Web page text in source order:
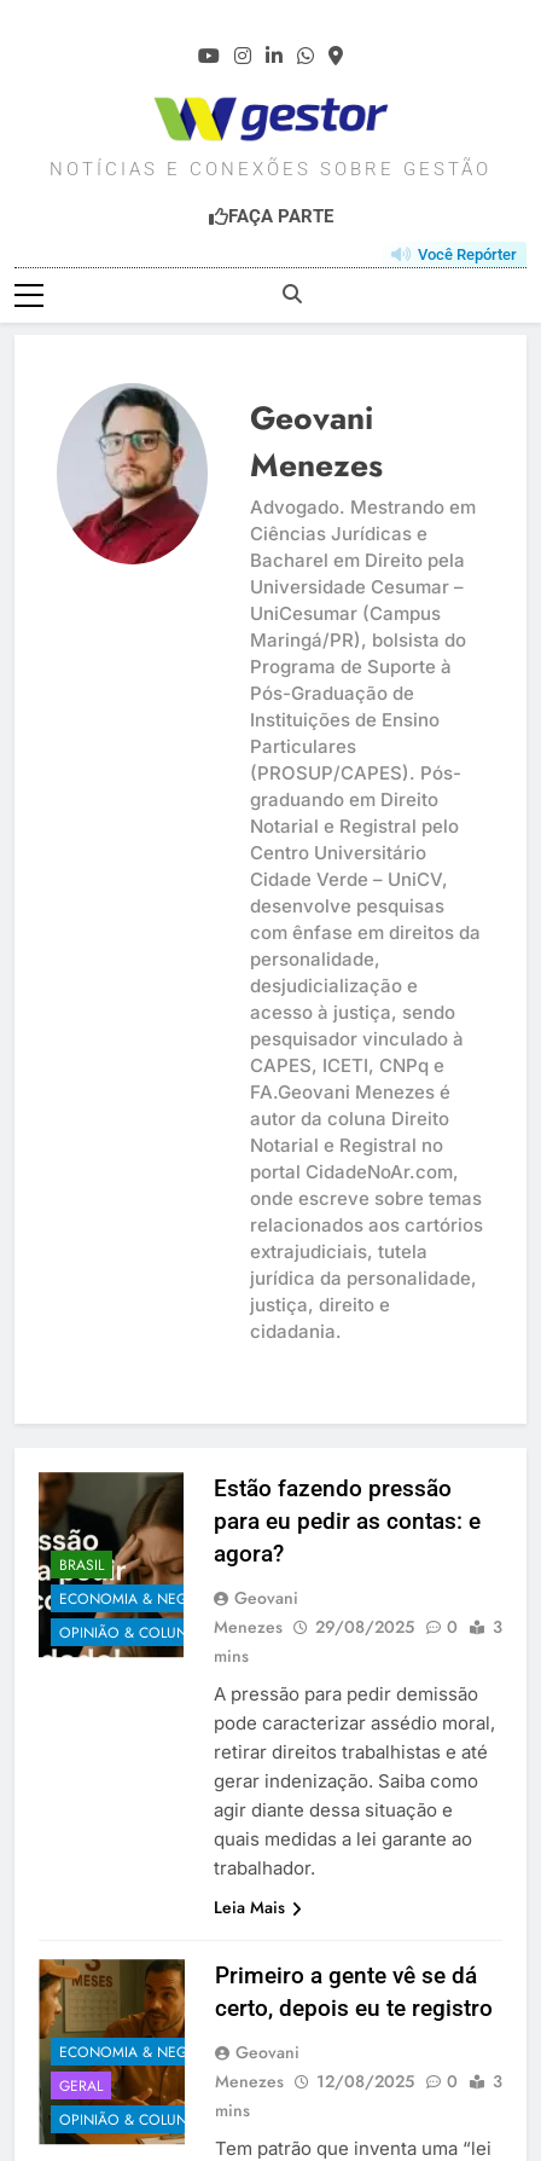
WGESTOR.COM.BR
NOTÍCIAS E CONEXÕES SOBRE GESTÃO
FAÇA PARTE
Você Repórter
Geovani
Menezes
Advogado. Mestrando em
Ciências Jurídicas e
Bacharel em Direito pela
Universidade Cesumar –
UniCesumar (Campus
Maringá/PR), bolsista do
Programa de Suporte à
Pós-Graduação de
Instituições de Ensino
Particulares
(PROSUP/CAPES). Pós-
graduando em Direito
Notarial e Registral pelo
Centro Universitário
Cidade Verde – UniCV,
desenvolve pesquisas
com ênfase em direitos da
personalidade,
desjudicialização e
acesso à justiça, sendo
pesquisador vinculado à
CAPES, ICETI, CNPq e
FA.Geovani Menezes é
autor da coluna Direito
Notarial e Registral no
portal CidadeNoAr.com,
onde escreve sobre temas
relacionados aos cartórios
extrajudiciais, tutela
jurídica da personalidade,
justiça, direito e
cidadania.
BRASIL
ECONOMIA & NEGÓCIOS
OPINIÃO & COLUNISTAS
Estão fazendo pressão
para eu pedir as contas: e
agora?
Geovani
Menezes
29/08/2025 0
3
mins
A pressão para pedir demissão
pode caracterizar assédio moral,
retirar direitos trabalhistas e até
gerar indenização. Saiba como
agir diante dessa situação e
quais medidas a lei garante ao
trabalhador.
Leia Mais
ECONOMIA & NEGÓCIOS
GERAL
OPINIÃO & COLUNISTAS
Primeiro a gente vê se dá
certo, depois eu te registro
Geovani
Menezes
12/08/2025 0
3
mins
Tem patrão que inventa uma “lei